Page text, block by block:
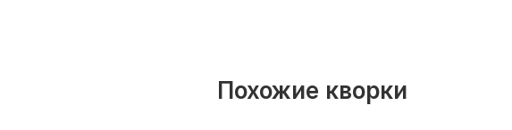
Похожие кворки